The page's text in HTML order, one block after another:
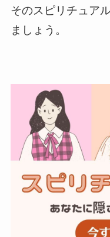
そのスピリチュア
ましょう。